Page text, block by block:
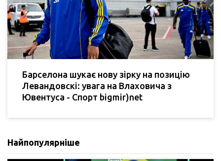
Барселона шукає нову зірку на позицію
Левандовскі: увага на Влаховича з
Ювентуса - Спорт bigmir)net
Найпопулярніше